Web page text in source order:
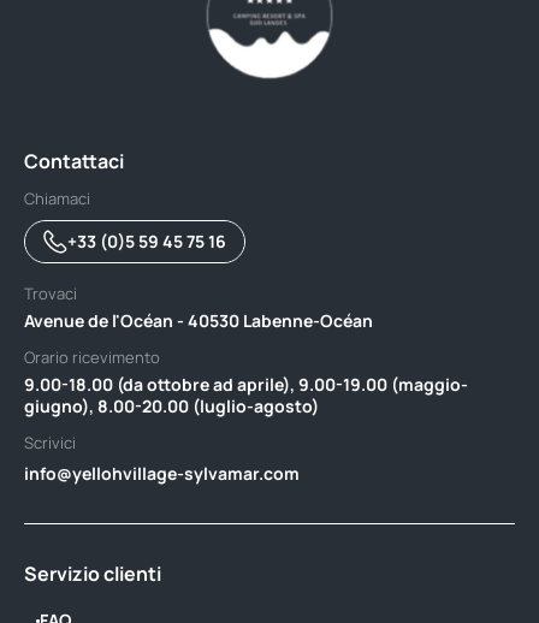
Contattaci
Chiamaci
+33 (0)5 59 45 75 16
Trovaci
Avenue de l'Océan - 40530 Labenne-Océan
Orario ricevimento
9.00-18.00 (da ottobre ad aprile), 9.00-19.00 (maggio-
giugno), 8.00-20.00 (luglio-agosto)
Scrivici
info@yellohvillage-sylvamar.com
Servizio clienti